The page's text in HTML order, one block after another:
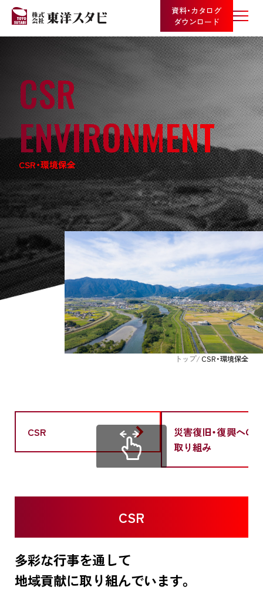
資料・カタログ
ダウンロード
CSR
ENVIRONMENT
CSR・環境保全
トップ CSR・環境保全
CSR
災害復旧・復興への
取り組み
CSR
多彩な行事を通して
地域貢献に取り組んでいます。